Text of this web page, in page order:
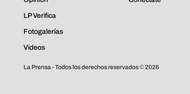
LP Verifica
Fotogalerías
Videos
La Prensa - Todos los derechos reservados ©2026